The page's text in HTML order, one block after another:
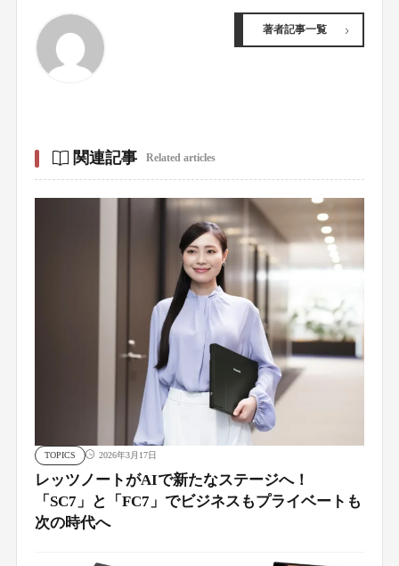
著者記事一覧
関連記事 Related articles
TOPICS 2026年3月17日
レッツノートがAIで新たなステージへ！
「SC7」と「FC7」でビジネスもプライベートも
次の時代へ